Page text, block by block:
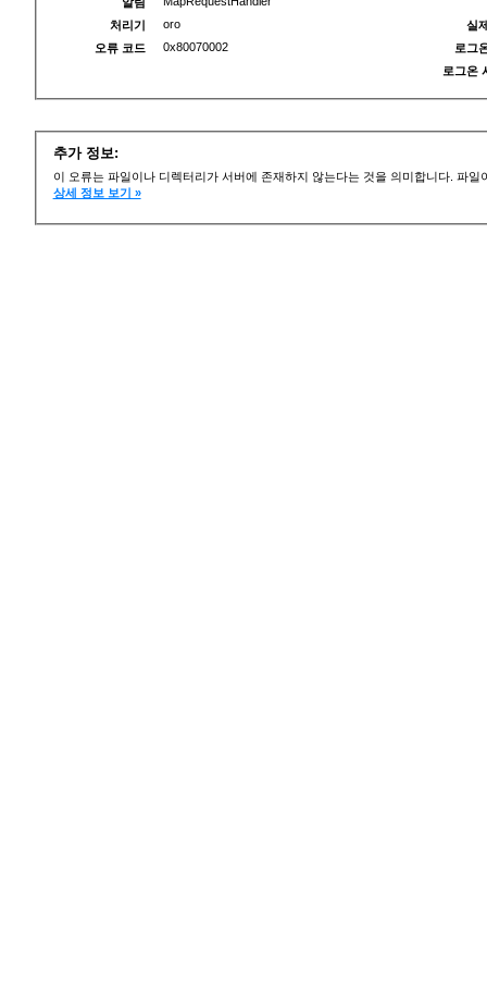
처리기
oro
오류 코드
0x80070002
실
로그
로그온
추가 정보:
이 오류는 파일이나 디렉터리가 서버에 존재하지 않는다는 것을 의미합니다. 파
상세 정보 보기 »